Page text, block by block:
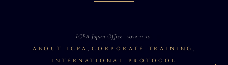
ICPA Japan Office
2022-11-10
ABOUT ICPA, CORPORATE TRAINING ,
INTERNATIONAL PROTOCOL